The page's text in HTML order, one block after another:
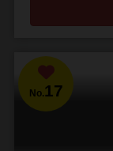
No.17